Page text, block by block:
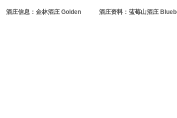
酒庄信息：金林酒庄 Golden
酒庄资料：蓝莓山酒庄